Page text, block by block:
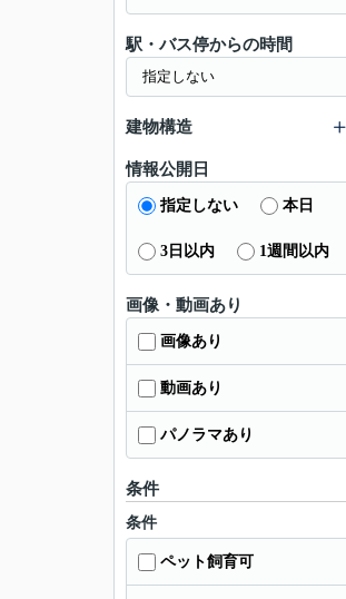
駅・バス停からの時間
建物構造
情報公開日
指定しない 本日
3日以内 1週間以内
画像・動画あり
画像あり
動画あり
パノラマあり
条件
条件
ペット飼育可